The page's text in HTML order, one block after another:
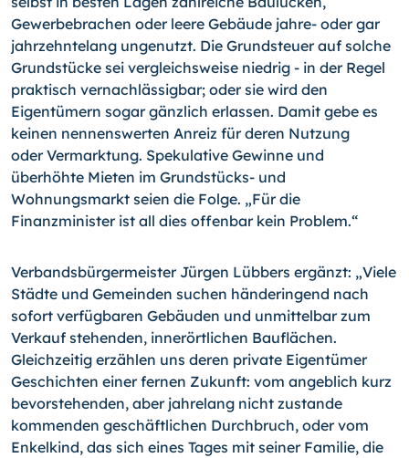
Gewerbebrachen oder leere Gebäude jahre- oder gar
jahrzehn­telang unge­nutzt. Die Grundsteuer auf solche
Grundstücke sei vergleichsweise nied­rig - in der Re­gel
praktisch vernachlässigbar; oder sie wird den
Eigentümern sogar gänzlich erlassen. Damit gebe es
keinen nennenswerten Anreiz für deren Nutzung
oder Vermarktung. Spekulative Gewinne und
überhöhte Mieten im Grundstücks- und
Wohnungsmarkt seien die Folge. „Für die
Finanzminister ist all dies offenbar kein Prob­lem.“
Verbandsbürgermeister Jürgen Lübbers ergänzt: „Viele
Städte und Gemeinden suchen händeringend nach
sofort verfügbaren Gebäuden und unmittelbar zum
Verkauf ste­henden, innerörtlichen Bauflächen.
Gleichzeitig erzählen uns deren private Eigentümer
Geschichten einer fernen Zukunft: vom angeblich kurz
bevorstehenden, aber jahrelang nicht zustande
kommenden geschäftlichen Durchbruch, oder vom
Enkelkind, das sich eines Tages mit seiner Familie, die